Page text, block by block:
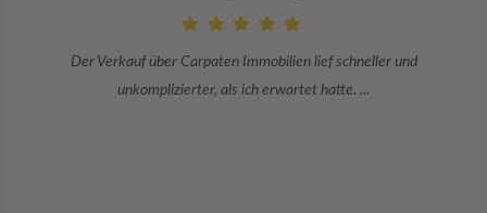
Danke an Carpaten Immobilien und besonders an Frau Adriana Sarca.
Sie war viele Monate mehr als ...